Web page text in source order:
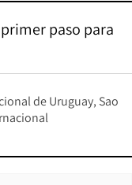
paso para
de Uruguay Sao